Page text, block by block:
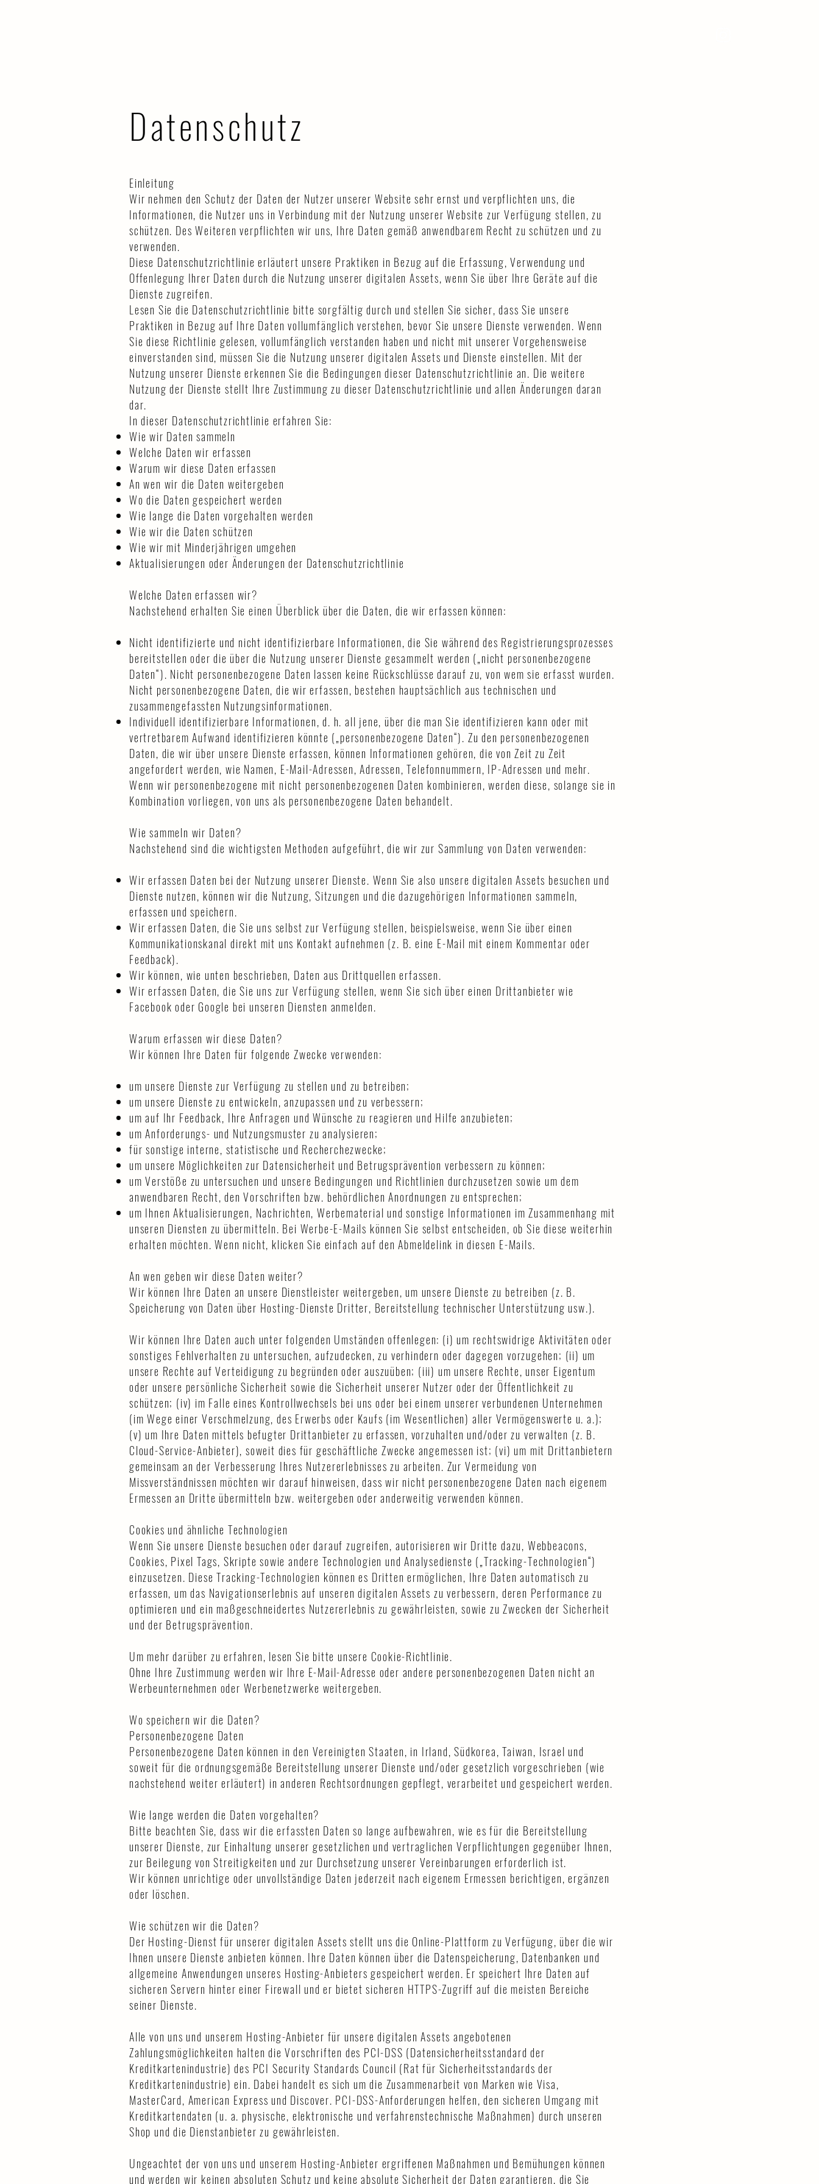
Datenschutz
Einleitung
Wir nehmen den Schutz der Daten der Nutzer unserer Website sehr ernst und verpflichten uns, die
Informationen, die Nutzer uns in Verbindung mit der Nutzung unserer Website zur Verfügung stellen, zu
schützen. Des Weiteren verpflichten wir uns, Ihre Daten gemäß anwendbarem Recht zu schützen und zu
verwenden.
Diese Datenschutzrichtlinie erläutert unsere Praktiken in Bezug auf die Erfassung, Verwendung und
Offenlegung Ihrer Daten durch die Nutzung unserer digitalen Assets, wenn Sie über Ihre Geräte auf die
Dienste zugreifen.
Lesen Sie die Datenschutzrichtlinie bitte sorgfältig durch und stellen Sie sicher, dass Sie unsere
Praktiken in Bezug auf Ihre Daten vollumfänglich verstehen, bevor Sie unsere Dienste verwenden. Wenn
Sie diese Richtlinie gelesen, vollumfänglich verstanden haben und nicht mit unserer Vorgehensweise
einverstanden sind, müssen Sie die Nutzung unserer digitalen Assets und Dienste einstellen. Mit der
Nutzung unserer Dienste erkennen Sie die Bedingungen dieser Datenschutzrichtlinie an. Die weitere
Nutzung der Dienste stellt Ihre Zustimmung zu dieser Datenschutzrichtlinie und allen Änderungen daran
dar.
In dieser Datenschutzrichtlinie erfahren Sie:
Wie wir Daten sammeln
Welche Daten wir erfassen
Warum wir diese Daten erfassen
An wen wir die Daten weitergeben
Wo die Daten gespeichert werden
Wie lange die Daten vorgehalten werden
Wie wir die Daten schützen
Wie wir mit Minderjährigen umgehen
Aktualisierungen oder Änderungen der Datenschutzrichtlinie
Welche Daten erfassen wir?
Nachstehend erhalten Sie einen Überblick über die Daten, die wir erfassen können:
Nicht identifizierte und nicht identifizierbare Informationen, die Sie während des Registrierungsprozesses
bereitstellen oder die über die Nutzung unserer Dienste gesammelt werden („nicht personenbezogene
Daten“). Nicht personenbezogene Daten lassen keine Rückschlüsse darauf zu, von wem sie erfasst wurden.
Nicht personenbezogene Daten, die wir erfassen, bestehen hauptsächlich aus technischen und
zusammengefassten Nutzungsinformationen.
Individuell identifizierbare Informationen, d. h. all jene, über die man Sie identifizieren kann oder mit
vertretbarem Aufwand identifizieren könnte („personenbezogene Daten“). Zu den personenbezogenen
Daten, die wir über unsere Dienste erfassen, können Informationen gehören, die von Zeit zu Zeit
angefordert werden, wie Namen, E-Mail-Adressen, Adressen, Telefonnummern, IP-Adressen und mehr.
Wenn wir personenbezogene mit nicht personenbezogenen Daten kombinieren, werden diese, solange sie in
Kombination vorliegen, von uns als personenbezogene Daten behandelt.
Wie sammeln wir Daten?
Nachstehend sind die wichtigsten Methoden aufgeführt, die wir zur Sammlung von Daten verwenden:
Wir erfassen Daten bei der Nutzung unserer Dienste. Wenn Sie also unsere digitalen Assets besuchen und
Dienste nutzen, können wir die Nutzung, Sitzungen und die dazugehörigen Informationen sammeln,
erfassen und speichern.
Wir erfassen Daten, die Sie uns selbst zur Verfügung stellen, beispielsweise, wenn Sie über einen
Kommunikationskanal direkt mit uns Kontakt aufnehmen (z. B. eine E-Mail mit einem Kommentar oder
Feedback).
Wir können, wie unten beschrieben, Daten aus Drittquellen erfassen.
Wir erfassen Daten, die Sie uns zur Verfügung stellen, wenn Sie sich über einen Drittanbieter wie
Facebook oder Google bei unseren Diensten anmelden.
Warum erfassen wir diese Daten?
Wir können Ihre Daten für folgende Zwecke verwenden:
um unsere Dienste zur Verfügung zu stellen und zu betreiben;
um unsere Dienste zu entwickeln, anzupassen und zu verbessern;
um auf Ihr Feedback, Ihre Anfragen und Wünsche zu reagieren und Hilfe anzubieten;
um Anforderungs- und Nutzungsmuster zu analysieren;
für sonstige interne, statistische und Recherchezwecke;
um unsere Möglichkeiten zur Datensicherheit und Betrugsprävention verbessern zu können;
um Verstöße zu untersuchen und unsere Bedingungen und Richtlinien durchzusetzen sowie um dem
anwendbaren Recht, den Vorschriften bzw. behördlichen Anordnungen zu entsprechen;
um Ihnen Aktualisierungen, Nachrichten, Werbematerial und sonstige Informationen im Zusammenhang mit
unseren Diensten zu übermitteln. Bei Werbe-E-Mails können Sie selbst entscheiden, ob Sie diese weiterhin
erhalten möchten. Wenn nicht, klicken Sie einfach auf den Abmeldelink in diesen E-Mails.
An wen geben wir diese Daten weiter?
Wir können Ihre Daten an unsere Dienstleister weitergeben, um unsere Dienste zu betreiben (z. B.
Speicherung von Daten über Hosting-Dienste Dritter, Bereitstellung technischer Unterstützung usw.).
Wir können Ihre Daten auch unter folgenden Umständen offenlegen: (i) um rechtswidrige Aktivitäten oder
sonstiges Fehlverhalten zu untersuchen, aufzudecken, zu verhindern oder dagegen vorzugehen; (ii) um
unsere Rechte auf Verteidigung zu begründen oder auszuüben; (iii) um unsere Rechte, unser Eigentum
oder unsere persönliche Sicherheit sowie die Sicherheit unserer Nutzer oder der Öffentlichkeit zu
schützen; (iv) im Falle eines Kontrollwechsels bei uns oder bei einem unserer verbundenen Unternehmen
(im Wege einer Verschmelzung, des Erwerbs oder Kaufs (im Wesentlichen) aller Vermögenswerte u. a.);
(v) um Ihre Daten mittels befugter Drittanbieter zu erfassen, vorzuhalten und/oder zu verwalten (z. B.
Cloud-Service-Anbieter), soweit dies für geschäftliche Zwecke angemessen ist; (vi) um mit Drittanbietern
gemeinsam an der Verbesserung Ihres Nutzererlebnisses zu arbeiten. Zur Vermeidung von
Missverständnissen möchten wir darauf hinweisen, dass wir nicht personenbezogene Daten nach eigenem
Ermessen an Dritte übermitteln bzw. weitergeben oder anderweitig verwenden können.
Cookies und ähnliche Technologien
Wenn Sie unsere Dienste besuchen oder darauf zugreifen, autorisieren wir Dritte dazu, Webbeacons,
Cookies, Pixel Tags, Skripte sowie andere Technologien und Analysedienste („Tracking-Technologien“)
einzusetzen. Diese Tracking-Technologien können es Dritten ermöglichen, Ihre Daten automatisch zu
erfassen, um das Navigationserlebnis auf unseren digitalen Assets zu verbessern, deren Performance zu
optimieren und ein maßgeschneidertes Nutzererlebnis zu gewährleisten, sowie zu Zwecken der Sicherheit
und der Betrugsprävention.
Um mehr darüber zu erfahren, lesen Sie bitte unsere Cookie-Richtlinie.
Ohne Ihre Zustimmung werden wir Ihre E-Mail-Adresse oder andere personenbezogenen Daten nicht an
Werbeunternehmen oder Werbenetzwerke weitergeben.
Wo speichern wir die Daten?
Personenbezogene Daten
Personenbezogene Daten können in den Vereinigten Staaten, in Irland, Südkorea, Taiwan, Israel und
soweit für die ordnungsgemäße Bereitstellung unserer Dienste und/oder gesetzlich vorgeschrieben (wie
nachstehend weiter erläutert) in anderen Rechtsordnungen gepflegt, verarbeitet und gespeichert werden.
Wie lange werden die Daten vorgehalten?
Bitte beachten Sie, dass wir die erfassten Daten so lange aufbewahren, wie es für die Bereitstellung
unserer Dienste, zur Einhaltung unserer gesetzlichen und vertraglichen Verpflichtungen gegenüber Ihnen,
zur Beilegung von Streitigkeiten und zur Durchsetzung unserer Vereinbarungen erforderlich ist.
Wir können unrichtige oder unvollständige Daten jederzeit nach eigenem Ermessen berichtigen, ergänzen
oder löschen.
Wie schützen wir die Daten?
Der Hosting-Dienst für unserer digitalen Assets stellt uns die Online-Plattform zu Verfügung, über die wir
Ihnen unsere Dienste anbieten können. Ihre Daten können über die Datenspeicherung, Datenbanken und
allgemeine Anwendungen unseres Hosting-Anbieters gespeichert werden. Er speichert Ihre Daten auf
sicheren Servern hinter einer Firewall und er bietet sicheren HTTPS-Zugriff auf die meisten Bereiche
seiner Dienste.
Alle von uns und unserem Hosting-Anbieter für unsere digitalen Assets angebotenen
Zahlungsmöglichkeiten halten die Vorschriften des PCI-DSS (Datensicherheitsstandard der
Kreditkartenindustrie) des PCI Security Standards Council (Rat für Sicherheitsstandards der
Kreditkartenindustrie) ein. Dabei handelt es sich um die Zusammenarbeit von Marken wie Visa,
MasterCard, American Express und Discover. PCI-DSS-Anforderungen helfen, den sicheren Umgang mit
Kreditkartendaten (u. a. physische, elektronische und verfahrenstechnische Maßnahmen) durch unseren
Shop und die Dienstanbieter zu gewährleisten.
Ungeachtet der von uns und unserem Hosting-Anbieter ergriffenen Maßnahmen und Bemühungen können
und werden wir keinen absoluten Schutz und keine absolute Sicherheit der Daten garantieren, die Sie